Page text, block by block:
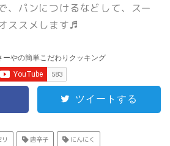
、パンにつけるなどして、スー
ススメします♬
ツイートする
唐辛子 にんにく